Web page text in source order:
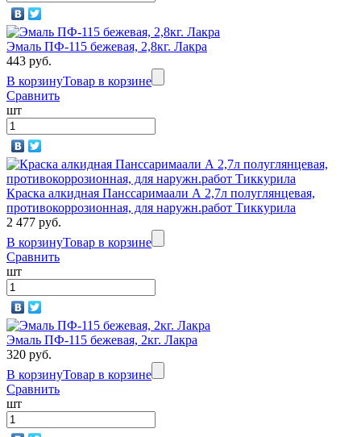
Эмаль ПФ-115 бежевая, 2,8кг. Лакра
443 руб.
В корзинуТовар в корзине
Сравнить
шт
Краска алкидная Панссаримаали А 2,7л полуглянцевая,
противокоррозионная, для наружн.работ Тиккурила
2 477 руб.
В корзинуТовар в корзине
Сравнить
шт
Эмаль ПФ-115 бежевая, 2кг. Лакра
320 руб.
В корзинуТовар в корзине
Сравнить
шт